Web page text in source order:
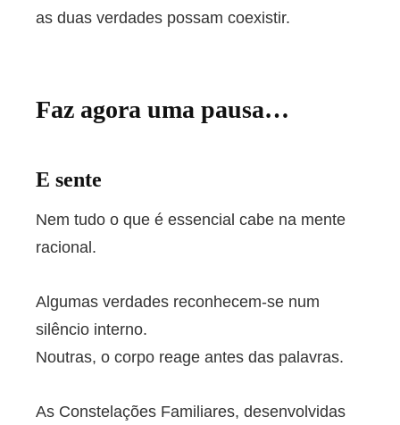
as duas verdades possam coexistir.
Faz agora uma pausa…
E sente
Nem tudo o que é essencial cabe na mente
racional.
Algumas verdades reconhecem-se num
silêncio interno.
Noutras, o corpo reage antes das palavras.
As Constelações Familiares, desenvolvidas